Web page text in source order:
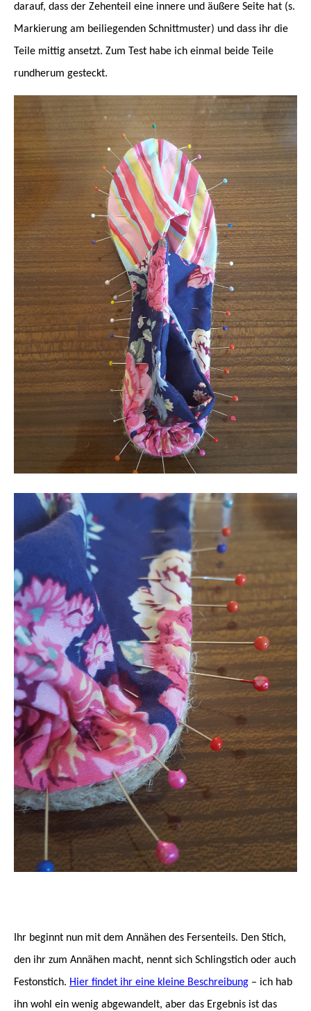
darauf, dass der Zehenteil eine innere und äußere Seite hat (s.
Markierung am beiliegenden Schnittmuster) und dass ihr die
Teile mittig ansetzt. Zum Test habe ich einmal beide Teile
rundherum gesteckt.
Ihr beginnt nun mit dem Annähen des Fersenteils. Den Stich,
den ihr zum Annähen macht, nennt sich Schlingstich oder auch
Festonstich. Hier findet ihr eine kleine Beschreibung – ich hab
ihn wohl ein wenig abgewandelt, aber das Ergebnis ist das